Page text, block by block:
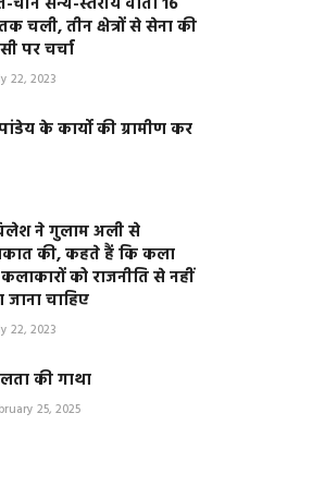
चली, तीन क्षेत्रों से सेना की
पर चर्चा
22, 2023
के कार्यो की ग्रामीण कर
ने गुलाम अली से
की, कहते हैं कि कला
को राजनीति से नहीं
जाना चाहिए
22, 2023
की गाथा
25, 2025